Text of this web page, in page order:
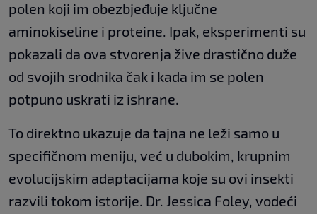
polen koji im obezbjeđuje ključne
aminokiseline i proteine. Ipak, eksperimenti su
pokazali da ova stvorenja žive drastično duže
od svojih srodnika čak i kada im se polen
potpuno uskrati iz ishrane.
To direktno ukazuje da tajna ne leži samo u
specifičnom meniju, već u dubokim, krupnim
evolucijskim adaptacijama koje su ovi insekti
razvili tokom istorije. Dr. Jessica Foley, vodeći